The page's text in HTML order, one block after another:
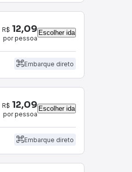
R$ 12,09
por pessoa
Escolher ida
Embarque direto
R$ 12,09
por pessoa
Escolher ida
Embarque direto